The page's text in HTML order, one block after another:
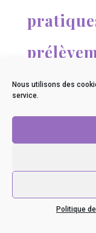
Nous utilisons des
service.
Politique
se passe bien et sans
patient. Voici mes
Quelles
des bas